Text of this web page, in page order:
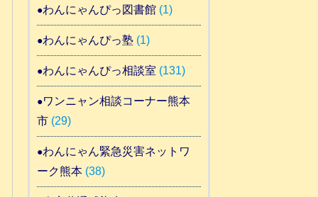
わんにゃんぴっ図書館(1)
わんにゃんぴっ塾(1)
わんにゃんぴっ相談室 (131)
ワンニャン相談コーナー熊本
市(29)
わんにゃん緊急災害ネットワ
ーク熊本(38)